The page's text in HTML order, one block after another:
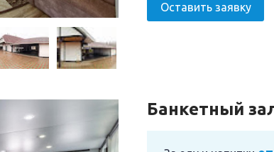
Оставить заявку
Банкетный